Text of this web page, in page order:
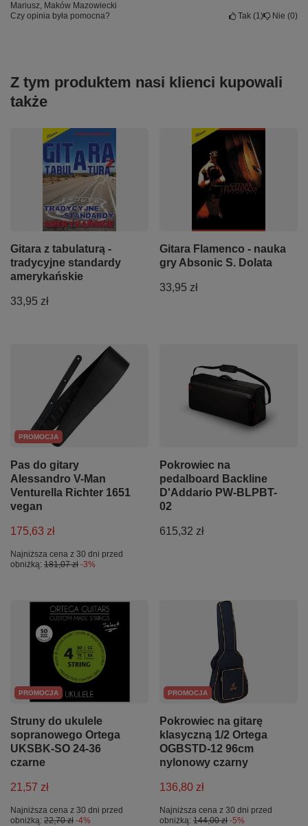
Mariusz, Maków Mazowiecki
Czy opinia była pomocna?
Tak 1 Nie 0
Z tym produktem nasi klienci kupowali
także
Gitara z tabulaturą -
tradycyjne standardy
amerykańskie
33,95 zł
Gitara Flamenco - nauka
gry Absonic S. Dolata
33,95 zł
PROMOCJA
Pas do gitary
Alessandro V-Man
Venturella Richter 1651
vegan
175,63 zł
Najniższa cena z 30 dni przed
obniżką: 181,07 zł -3%
Pokrowiec na
pedalboard Backline
D'Addario PW-BLPBT-
02
615,32 zł
PROMOCJA
Struny do ukulele
sopranowego Ortega
UKSBK-SO 24-36
czarne
21,57 zł
Najniższa cena z 30 dni przed
obniżką: 22,70 zł -4%
PROMOCJA
Pokrowiec na gitarę
klasyczną 1/2 Ortega
OGBSTD-12 96cm
nylonowy czarny
136,80 zł
Najniższa cena z 30 dni przed
obniżką: 144,00 zł -5%